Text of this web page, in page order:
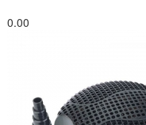
0.00